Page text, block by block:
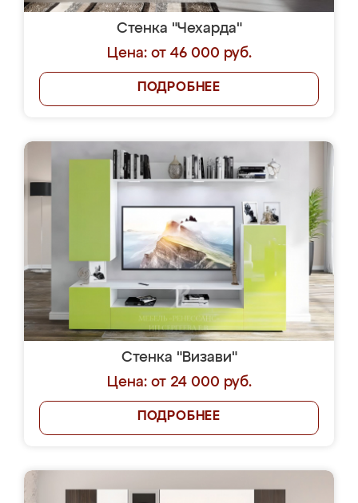
Стенка "Чехарда"
Цена: от 46 000 руб.
ПОДРОБНЕЕ
Стенка "Визави"
Цена: от 24 000 руб.
ПОДРОБНЕЕ